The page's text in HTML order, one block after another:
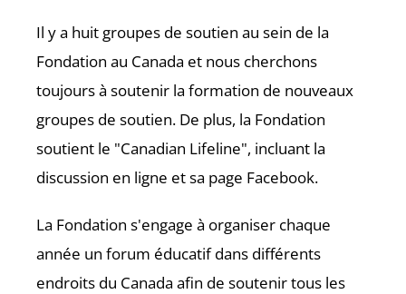
Il y a huit groupes de soutien au sein de la
Fondation au Canada et nous cherchons
toujours à soutenir la formation de nouveaux
groupes de soutien. De plus, la Fondation
soutient le "Canadian Lifeline", incluant la
discussion en ligne et sa page Facebook.
La Fondation s'engage à organiser chaque
année un forum éducatif dans différents
endroits du Canada afin de soutenir tous les